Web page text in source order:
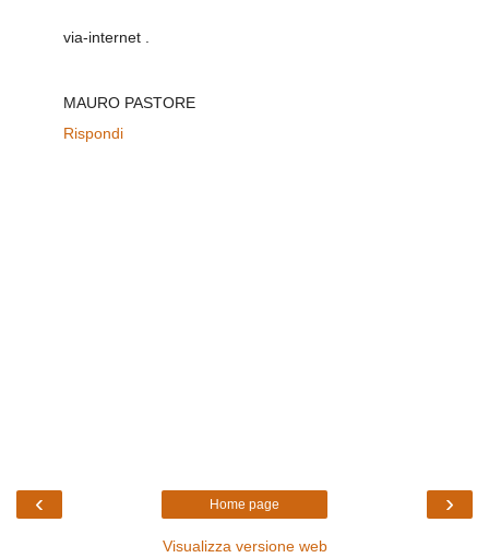
via-internet .
MAURO PASTORE
Rispondi
‹ ›
Home page
Visualizza versione web